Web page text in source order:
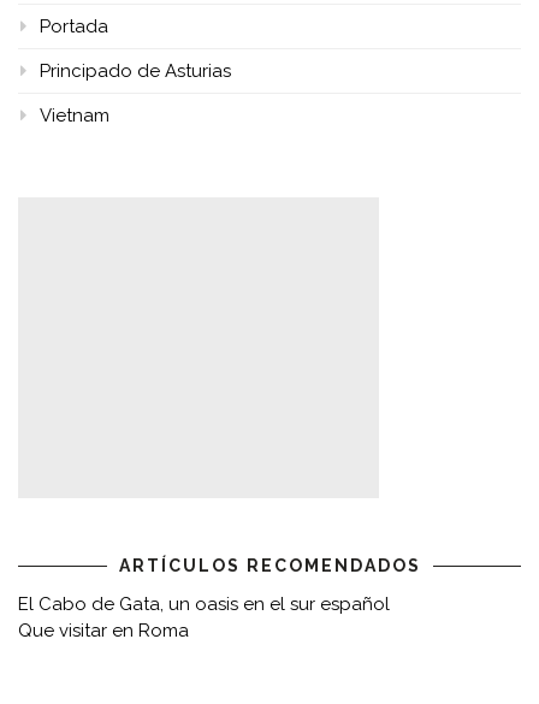
Portada
Principado de Asturias
Vietnam
ARTÍCULOS RECOMENDADOS
El Cabo de Gata, un oasis en el sur español
Que visitar en Roma